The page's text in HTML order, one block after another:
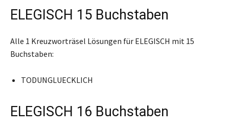
ELEGISCH 15 Buchstaben
Alle 1 Kreuzworträsel Lösungen für ELEGISCH mit 15
Buchstaben:
TODUNGLUECKLICH
ELEGISCH 16 Buchstaben